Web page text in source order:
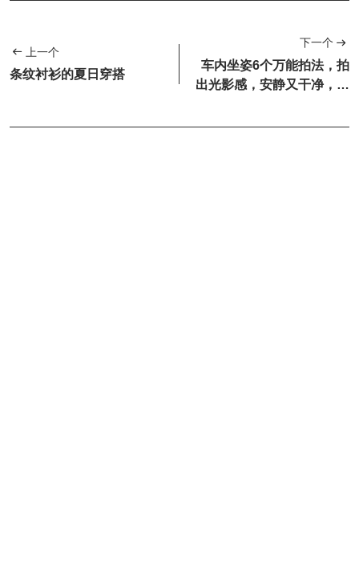
上一个
条纹衬衫的夏日穿搭
下一个
车内坐姿6个万能拍法，拍
出光影感，安静又干净，怎